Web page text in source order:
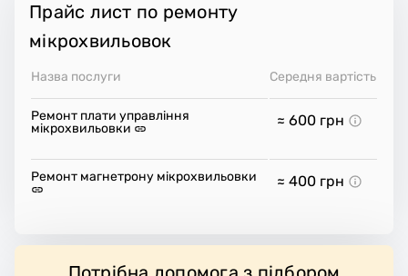
Прайс лист по ремонту
мікрохвильовок
Назва послуги Середня вартість
Ремонт плати управління
мікрохвильовки
≈ 600 грн
Ремонт магнетрону мікрохвильовки ≈ 400 грн